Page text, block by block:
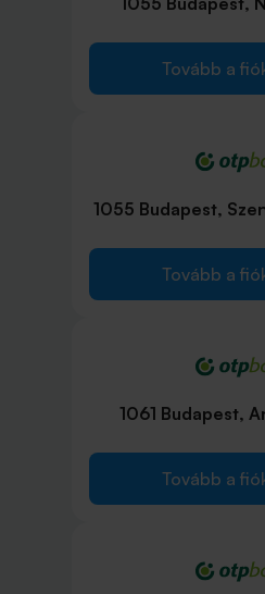
Tovább a
1055 Budapest,
Tovább a
1061 Budapest,
Tovább a